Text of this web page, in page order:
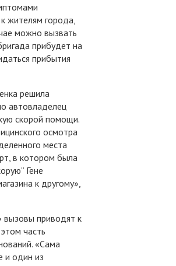
жителям города,
можно вызвать
прибудет на
прибытия
решила
автовладелец
скорой помощи.
осмотра
места
в котором была
Гене
к другому»,
вызовы приводят к
часть
«Сама
и один из